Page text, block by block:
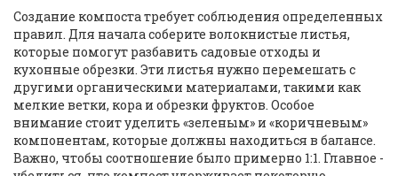
Создание компоста требует соблюдения определенных
правил. Для начала соберите волокнистые листья,
которые помогут разбавить садовые отходы и
кухонные обрезки. Эти листья нужно перемешать с
другими органическими материалами, такими как
мелкие ветки, кора и обрезки фруктов. Особое
внимание стоит уделить «зеленым» и «коричневым»
компонентам, которые должны находиться в балансе.
Важно, чтобы соотношение было примерно 1:1. Главное -